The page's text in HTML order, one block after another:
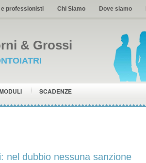
e professionisti Chi Siamo Dove siamo
& Grossi
SCADENZE
nel dubbio nessuna sanzione